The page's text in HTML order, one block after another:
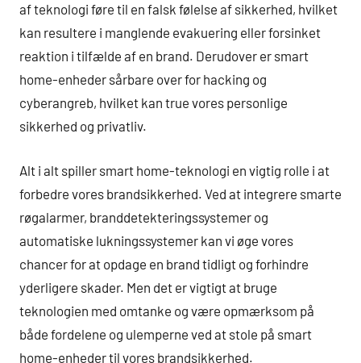
af teknologi føre til en falsk følelse af sikkerhed, hvilket
kan resultere i manglende evakuering eller forsinket
reaktion i tilfælde af en brand. Derudover er smart
home-enheder sårbare over for hacking og
cyberangreb, hvilket kan true vores personlige
sikkerhed og privatliv.
Alt i alt spiller smart home-teknologi en vigtig rolle i at
forbedre vores brandsikkerhed. Ved at integrere smarte
røgalarmer, branddetekteringssystemer og
automatiske lukningssystemer kan vi øge vores
chancer for at opdage en brand tidligt og forhindre
yderligere skader. Men det er vigtigt at bruge
teknologien med omtanke og være opmærksom på
både fordelene og ulemperne ved at stole på smart
home-enheder til vores brandsikkerhed.